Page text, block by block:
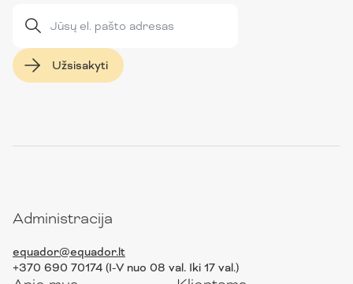
Užsisakyti
Administracija
equador@equador.lt
+370 690 70174 (I-V nuo 08 val. Iki 17 val.)